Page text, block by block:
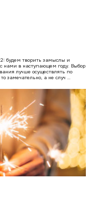
будем творить замыслы и
нами в наступающем году. Выбор
лучше осуществлять по
замечательно, а не случ …